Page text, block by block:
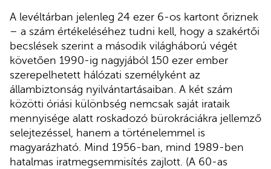
A levéltárban jelenleg 24 ezer 6-os kartont őriznek
– a szám értékeléséhez tudni kell, hogy a szakértői
becslések szerint a második világháború végét
követően 1990-ig nagyjából 150 ezer ember
szerepelhetett hálózati személyként az
állambiztonság nyilvántartásaiban. A két szám
közötti óriási különbség nemcsak saját irataik
mennyisége alatt roskadozó bürokráciákra jellemző
selejtezéssel, hanem a történelemmel is
magyarázható. Mind 1956-ban, mind 1989-ben
hatalmas iratmegsemmisítés zajlott. (A 60-as